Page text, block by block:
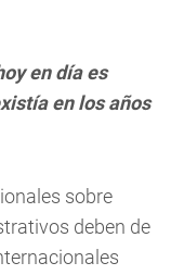
en día es
en los años
sobre
deben de